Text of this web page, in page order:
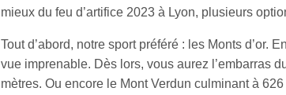
mieux du feu d’artifice 2023 à Lyon, plusieurs
Tout d’abord, notre sport préféré : les Monts d’or.
vue imprenable. Dès lors, vous aurez l’embarras
mètres. Ou encore le Mont Verdun culminant à